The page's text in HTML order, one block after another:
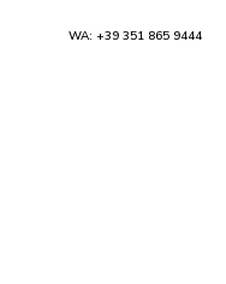
WA: +39 351 865 9444